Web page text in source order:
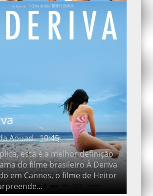
Aouad 10:45
esta é a melhor definição para
filme brasileiro À Deriva .
em Cannes, o filme de Heitor